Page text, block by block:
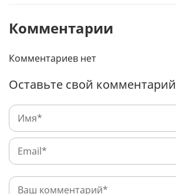
Комментарии
Комментариев нет
Оставьте свой комментарий